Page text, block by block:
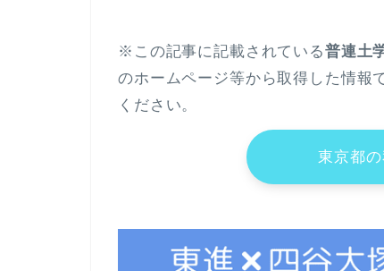
※この記事に記載されている普連土
のホームページ等から取得した情報
ください。
東京都